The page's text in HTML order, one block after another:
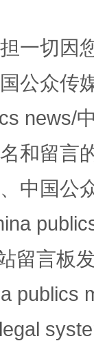
一切因
公众传
news/
和留言
中国公
留言板
publics